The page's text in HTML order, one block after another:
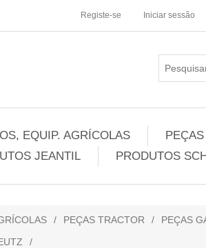
Registe-se Iniciar sessão
EQUIP. AGRÍCOLAS
JEANTIL PRODUTOS
/ PEÇAS TRACTOR / PEÇAS
/